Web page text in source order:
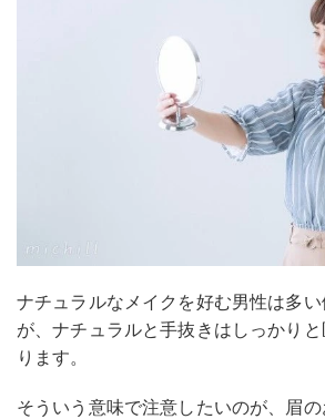
ナチュラルなメイクを好む男性は多
が、ナチュラルと手抜きはしっかり
ります。
そういう意味で注意したいのが、眉の